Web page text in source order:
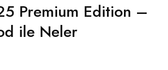
Premium Edition –
ile Neler